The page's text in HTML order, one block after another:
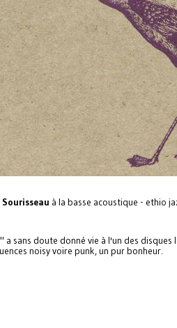
à la basse acoustique - ethio
sans doute donné vie à l'un des
noisy voire punk, un pur bonheur.